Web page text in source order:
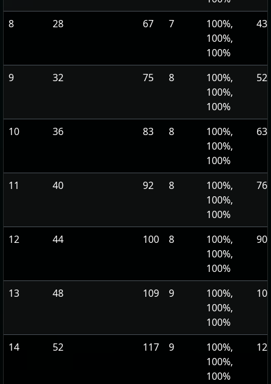
8
28 67 7
100%,
100%,
100%
9 32 75 8
100%,
100%,
100%
10 36 83 8
100%,
100%,
100%
11 40 92 8
100%,
100%,
100%
12 44 100 8
100%,
100%,
100%
13 48 109 9
100%,
100%,
100%
14 52 117 9
100%,
100%,
100%